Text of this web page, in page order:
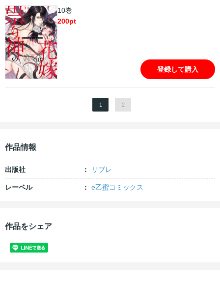
10巻
200pt
登録して購入
1 2
作品情報
出版社 リブレ
レーベル e乙蜜コミックス
作品をシェア